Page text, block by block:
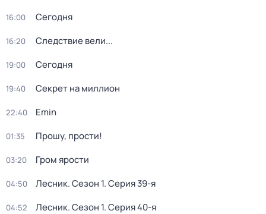
16:00 Сегодня
16:20 Следствие вели...
19:00 Сегодня
19:40 Секрет на миллион
22:40 Emin
01:35 Прошу, прости!
03:20 Гром ярости
04:50 Лесник. Сезон 1. Серия 39-я
04:52 Лесник. Сезон 1. Серия 40-я